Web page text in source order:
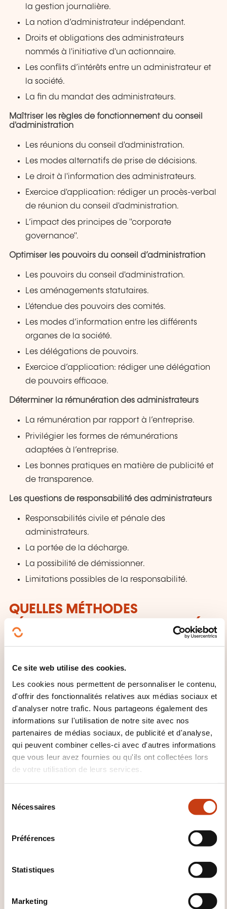
Ce site web utilise des cookies.
Les cookies nous permettent de personnaliser le contenu,
d'offrir des fonctionnalités relatives aux médias sociaux et
d'analyser notre trafic. Nous partageons également des
informations sur l'utilisation de notre site avec nos
partenaires de médias sociaux, de publicité et d'analyse,
qui peuvent combiner celles-ci avec d'autres informations
que vous leur avez fournies ou qu'ils ont collectées lors
de votre utilisation de leurs services.
Nécessaires
Préférences
Statistiques
Marketing
la gestion journalière.
La notion d’administrateur indépendant.
Droits et obligations des administrateurs
nommés à l'initiative d'un actionnaire.
Les conflits d’intérêts entre un administrateur et
la société.
La fin du mandat des administrateurs.
Maîtriser les règles de fonctionnement du conseil
d'administration
Les réunions du conseil d'administration.
Les modes alternatifs de prise de décisions.
Le droit à l'information des administrateurs.
Exercice d'application: rédiger un procès-verbal
de réunion du conseil d'administration.
L’impact des principes de "corporate
governance".
Optimiser les pouvoirs du conseil d’administration
Les pouvoirs du conseil d'administration.
Les aménagements statutaires.
L'étendue des pouvoirs des comités.
Les modes d’information entre les différents
organes de la société.
Les délégations de pouvoirs.
Exercice d’application: rédiger une délégation
de pouvoirs efficace.
Déterminer la rémunération des administrateurs
La rémunération par rapport à l’entreprise.
Privilégier les formes de rémunérations
adaptées à l’entreprise.
Les bonnes pratiques en matière de publicité et
de transparence.
Les questions de responsabilité des administrateurs
Responsabilités civile et pénale des
administrateurs.
La portée de la décharge.
La possibilité de démissionner.
Limitations possibles de la responsabilité.
QUELLES MÉTHODES
PÉDAGOGIQUES SONT UTILISÉES
?
exercices (individuels/collectifs). En distanciel, une
autonome. Supports, quiz et ressources en ligne.
QUE RECEVEZ-VOUS À LA FIN DE
LA FORMATION ?
Attestation de participation
QUAND A LIEU LA PROCHAINE
Luxembourg